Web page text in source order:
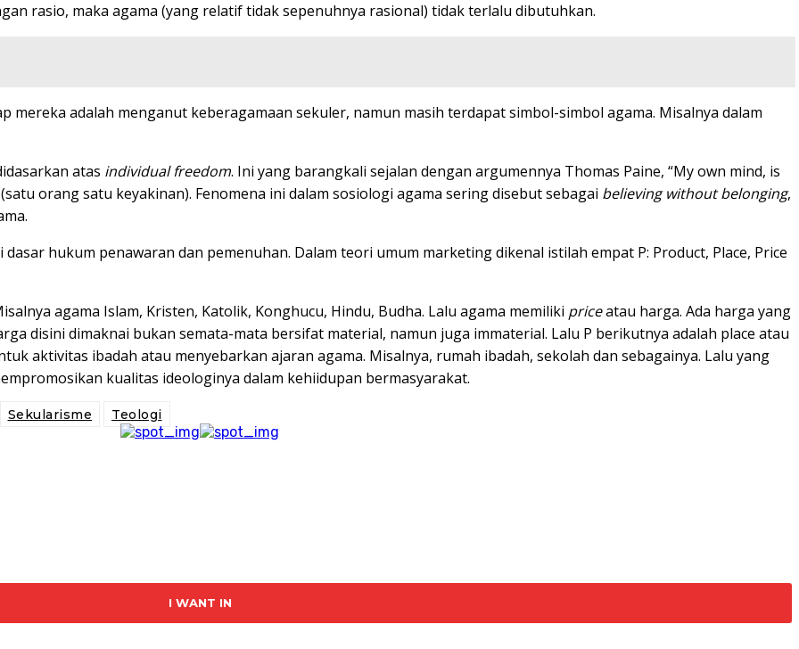
rasio, maka agama (yang relatif tidak sepenuhnya rasional) tidak terlalu dibutuhkan.
mereka adalah menganut keberagamaan sekuler, namun masih terdapat simbol-simbol agama. Misalnya dalam
atas individual freedom. Ini yang barangkali sejalan dengan argumennya Thomas Paine, “My own mind, is
(satu orang satu keyakinan). Fenomena ini dalam sosiologi agama sering disebut sebagai believing without belonging,
hukum penawaran dan pemenuhan. Dalam teori umum marketing dikenal istilah empat P: Product, Place, Price
agama Islam, Kristen, Katolik, Konghucu, Hindu, Budha. Lalu agama memiliki priceatau harga. Ada harga yang
disini dimaknai bukan semata-mata bersifat material, namun juga immaterial. Lalu P berikutnya adalah place atau
aktivitas ibadah atau menyebarkan ajaran agama. Misalnya, rumah ibadah, sekolah dan sebagainya. Lalu yang
kualitas ideologinya dalam kehiidupan bermasyarakat.
Sekularisme Teologi
I WANT IN